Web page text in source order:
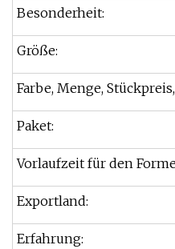
Besonderheit:
Größe:
Farbe, Menge,
Paket:
Vorlaufzeit für den
Exportland:
Erfahrung: